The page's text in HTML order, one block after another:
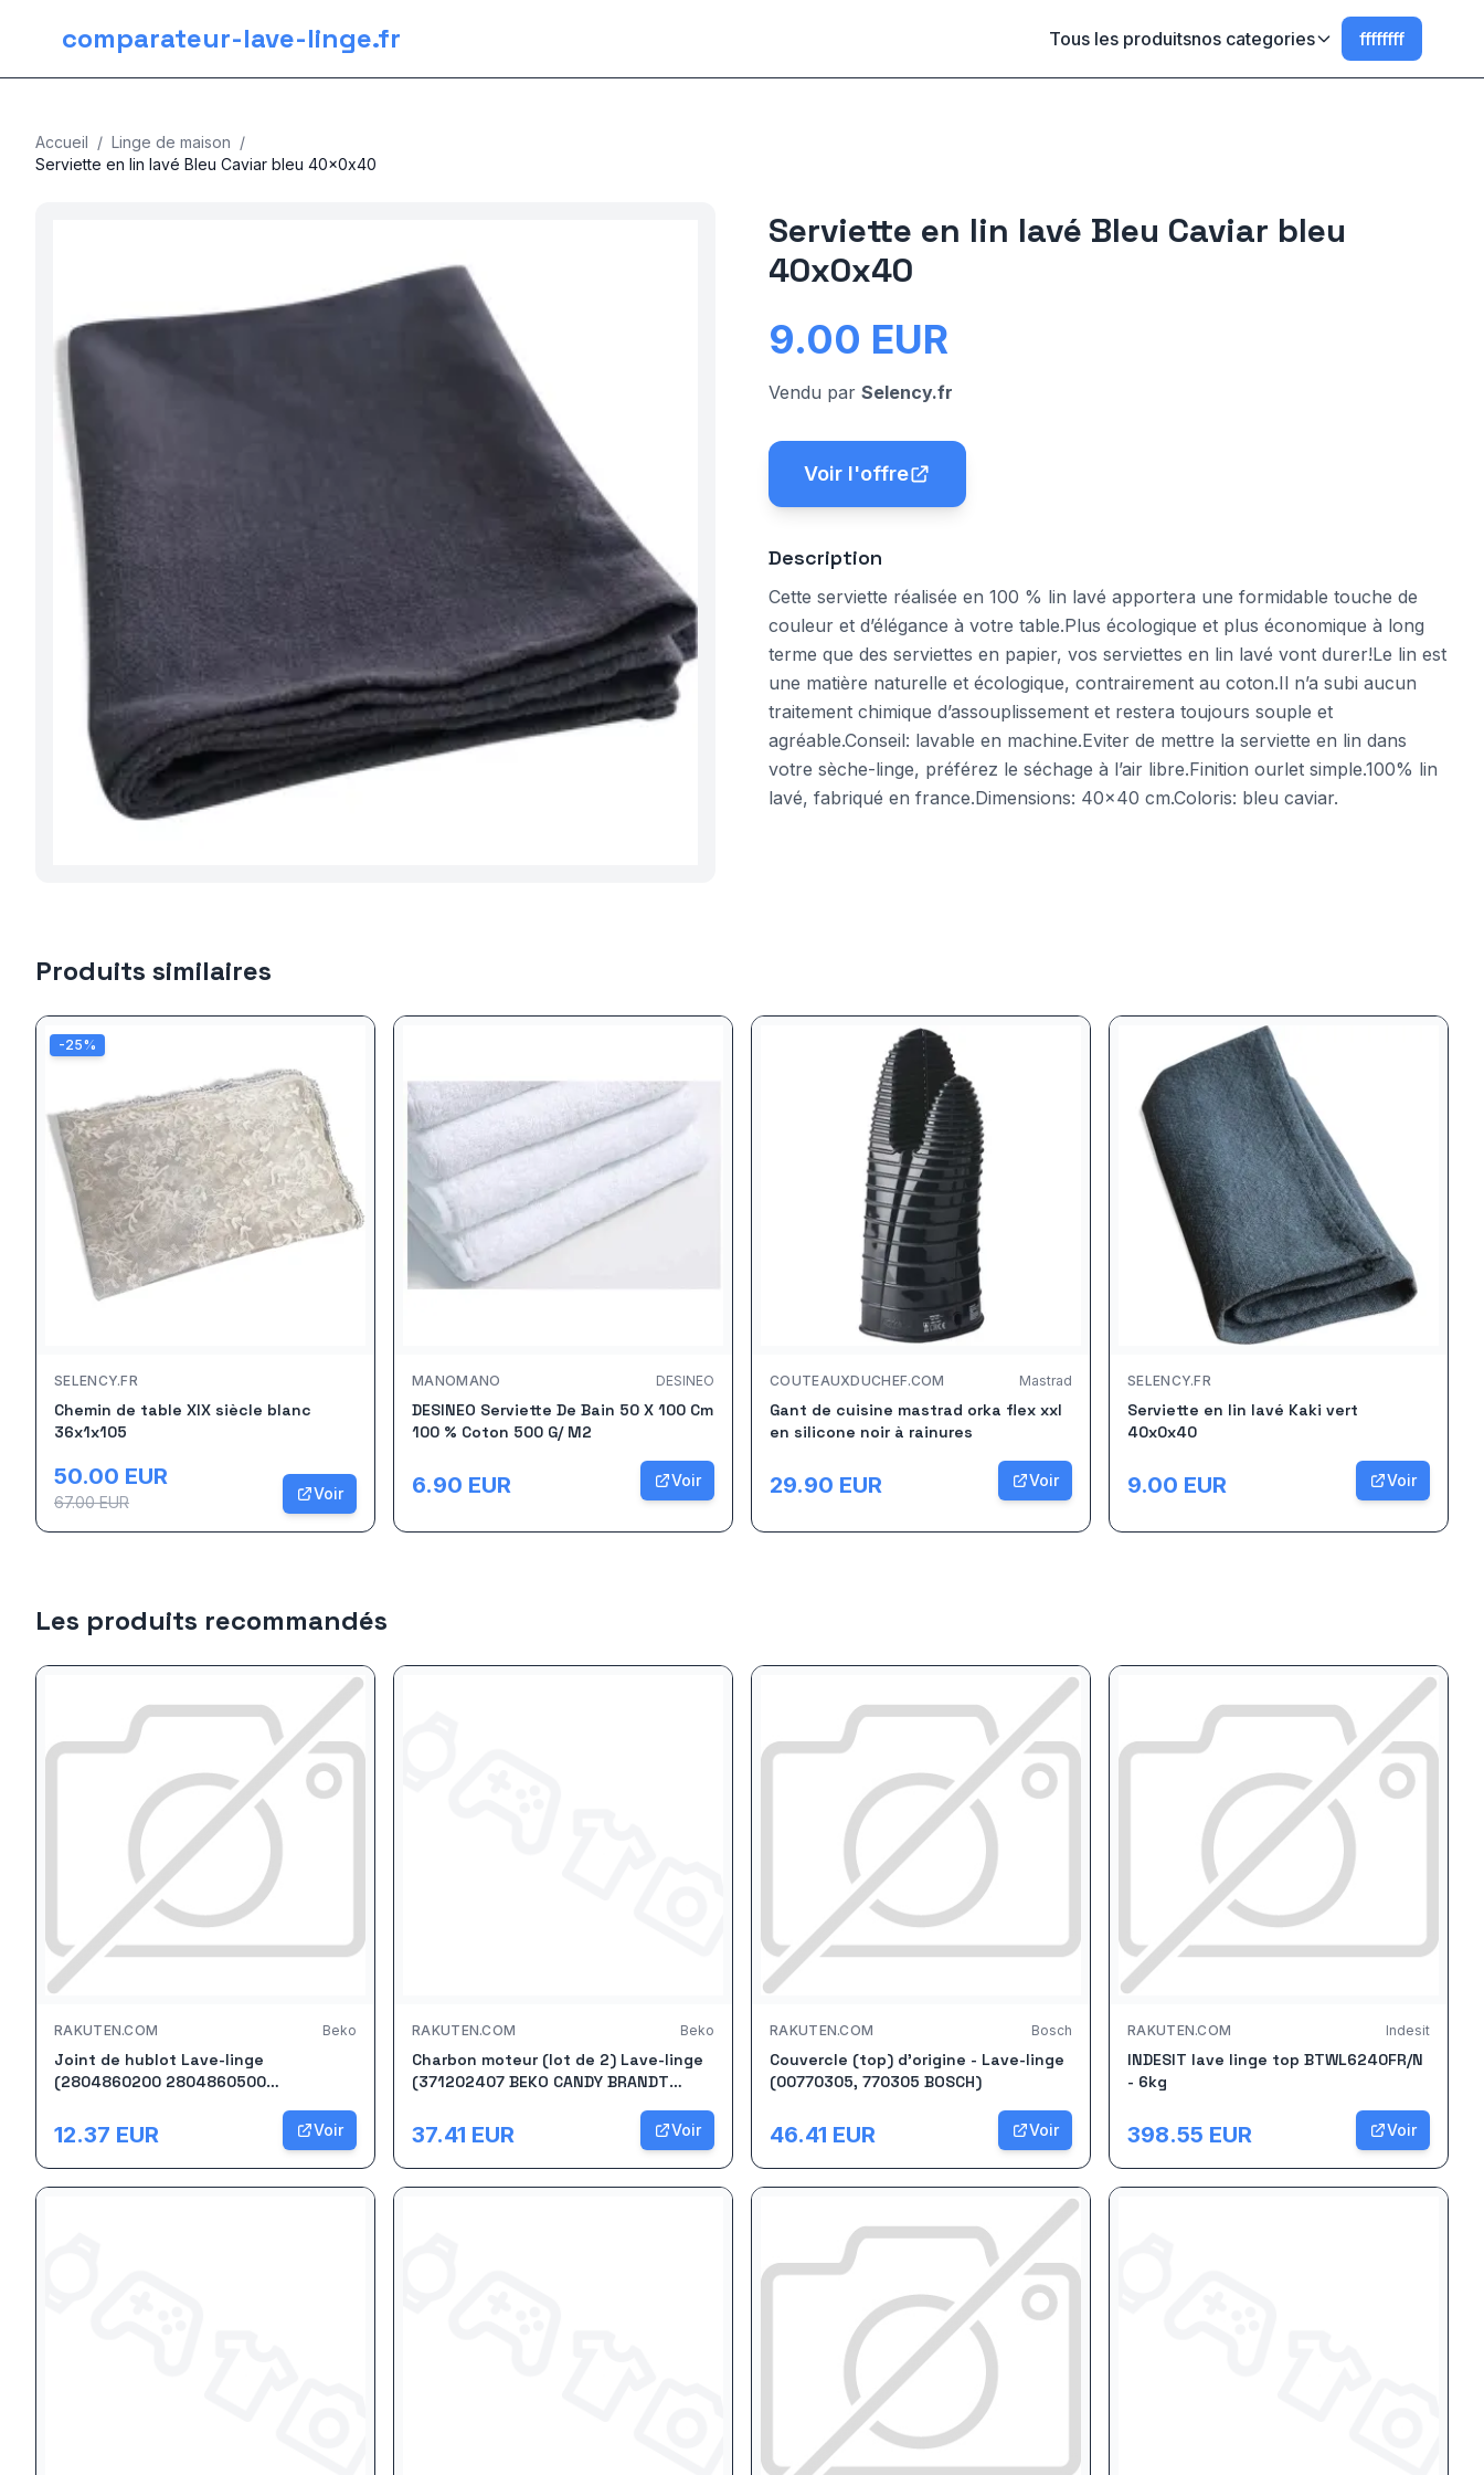
comparateur-lave-linge.fr Tous les produitsnos categories ffffffff
Accueil / Linge de maison /
Serviette en lin lavé Bleu Caviar bleu 40x0x40
Serviette en lin lavé Bleu Caviar bleu
40x0x40
9.00 EUR
Vendu par Selency.fr
Voir l'offre
Description
Cette serviette réalisée en 100 % lin lavé apportera une formidable touche de
couleur et d’élégance à votre table.Plus écologique et plus économique à long
terme que des serviettes en papier, vos serviettes en lin lavé vont durer!Le lin est
une matière naturelle et écologique, contrairement au coton.Il n’a subi aucun
traitement chimique d’assouplissement et restera toujours souple et
agréable.Conseil: lavable en machine.Eviter de mettre la serviette en lin dans
votre sèche-linge, préférez le séchage à l’air libre.Finition ourlet simple.100% lin
lavé, fabriqué en france.Dimensions: 40×40 cm.Coloris: bleu caviar.
Produits similaires
-25%
SELENCY.FR
Chemin de table XIX siècle blanc
36x1x105
50.00 EUR
67.00 EUR Voir
MANOMANO DESINEO
DESINEO Serviette De Bain 50 X 100 Cm
100 % Coton 500 G/ M2
6.90 EUR Voir
COUTEAUXDUCHEF.COM Mastrad
Gant de cuisine mastrad orka flex xxl
en silicone noir à rainures
29.90 EUR Voir
SELENCY.FR
Serviette en lin lavé Kaki vert
40x0x40
9.00 EUR Voir
Les produits recommandés
RAKUTEN.COM Beko
Joint de hublot Lave-linge
(2804860200 2804860500
BEKO ALTUS FAGOR BLUESKY SABA
BRANDT BLOMBERG FAR LISTO
MASTERCOOK SELECLINE THOMSON)
12.37 EUR Voir
RAKUTEN.COM Beko
Charbon moteur (lot de 2) Lave-linge
(371202407 BEKO CANDY BRANDT
ALTUS CONTINENTAL EDISON
ESSENTIEL B THOMSON BLUESKY
SANGIORGIO ARDEM SABA SELECLINE
AYA LISTO)
37.41 EUR Voir
RAKUTEN.COM Bosch
Couvercle (top) d'origine - Lave-linge
(00770305, 770305 BOSCH)
46.41 EUR Voir
RAKUTEN.COM Indesit
INDESIT lave linge top BTWL6240FR/N
- 6kg
398.55 EUR Voir